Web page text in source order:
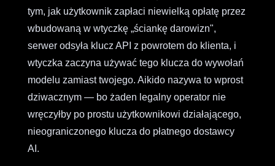
tym, jak użytkownik zapłaci niewielką opłatę przez
wbudowaną w wtyczkę „ściankę darowizn",
serwer odsyła klucz API z powrotem do klienta, i
wtyczka zaczyna używać tego klucza do wywołań
modelu zamiast twojego. Aikido nazywa to wprost
dziwacznym — bo żaden legalny operator nie
wręczyłby po prostu użytkownikowi działającego,
nieograniczonego klucza do płatnego dostawcy
AI.